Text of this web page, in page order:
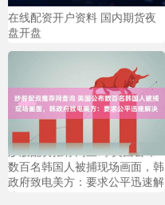
在线配资开户资料 国内期货夜
盘开盘
炒股配资推荐网查询 美国公布
数百名韩国人被捕现场画面，韩
政府致电美方：要求公平迅速解
决